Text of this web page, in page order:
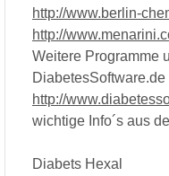
http://www.berlin-
http://
Weitere Programme
DiabetesSoftware.de
http://
wichtige Info´s aus
Diabets Hexal